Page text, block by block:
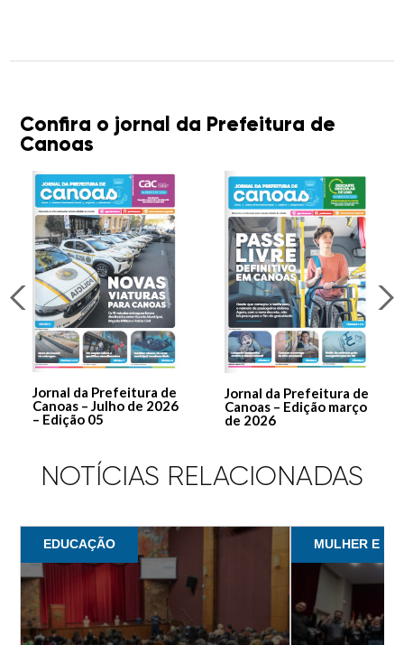
Confira o jornal da Prefeitura de
Canoas
Jornal da Prefeitura de
Canoas – Julho de 2026
– Edição 05
Jornal da Prefeitura de
Canoas – Edição março
de 2026
NOTÍCIAS RELACIONADAS
EDUCAÇÃO MULHER E